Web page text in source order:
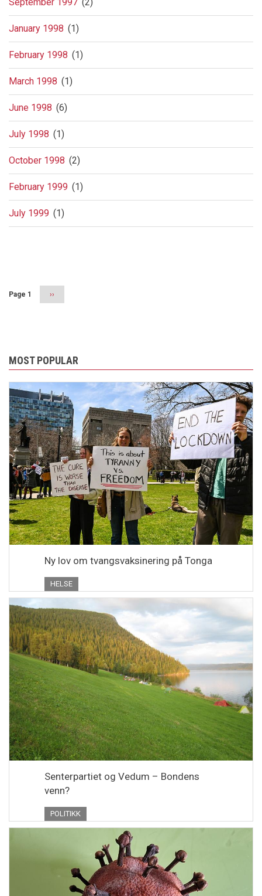
January 1998 (1)
February 1998 (1)
March 1998 (1)
June 1998 (6)
July 1998 (1)
October 1998 (2)
February 1999 (1)
July 1999 (1)
Page 1
Next
page
››
MOST POPULAR
Ny lov om tvangsvaksinering på Tonga
HELSE
Senterpartiet og Vedum – Bondens
venn?
POLITIKK